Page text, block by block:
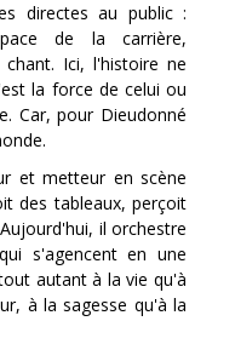
directes au public :
de la carrière,
Ici, l'histoire ne
la force de celui ou
Car, pour Dieudonné
et metteur en scène
des tableaux, perçoit
il orchestre
s'agencent en une
autant à la vie qu'à
à la sagesse qu'à la